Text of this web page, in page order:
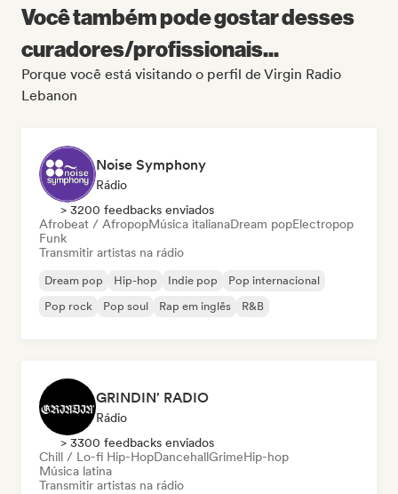
Você também pode gostar desses
curadores/profissionais...
Porque você está visitando o perfil de Virgin Radio
Lebanon
Noise Symphony
Rádio
> 3200 feedbacks enviados
Afrobeat / AfropopMúsica italianaDream popElectropop
Funk
Transmitir artistas na rádio
Dream pop Hip-hop Indie pop
Pop internacional
Pop rock
Pop soul Rap em inglês R&B
GRINDIN' RADIO
Rádio
> 3300 feedbacks enviados
Chill / Lo-fi Hip-HopDancehallGrimeHip-hop
Música latina
Transmitir artistas na rádio